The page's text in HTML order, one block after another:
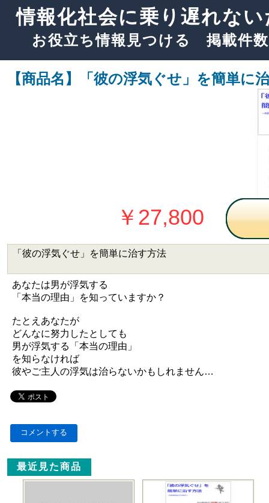
情報化社会に乗り遅れな
お役立ち情報見つける 掲載件数
【商品名】「彼の浮気ぐせ」を簡単に
￥27,800
「彼の浮気ぐせ」を簡単に治す方法
あなたは男が浮気する
「本当の理由」を知っていますか？
たとえあなたが
どんなに努力したとしても
男が浮気する「本当の理由」
を知らなければ
彼やご主人の浮気は治らないかもしれません…
コメントする
最近見た商品